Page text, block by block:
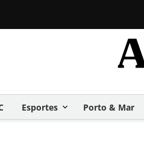
Esportes Porto & Mar